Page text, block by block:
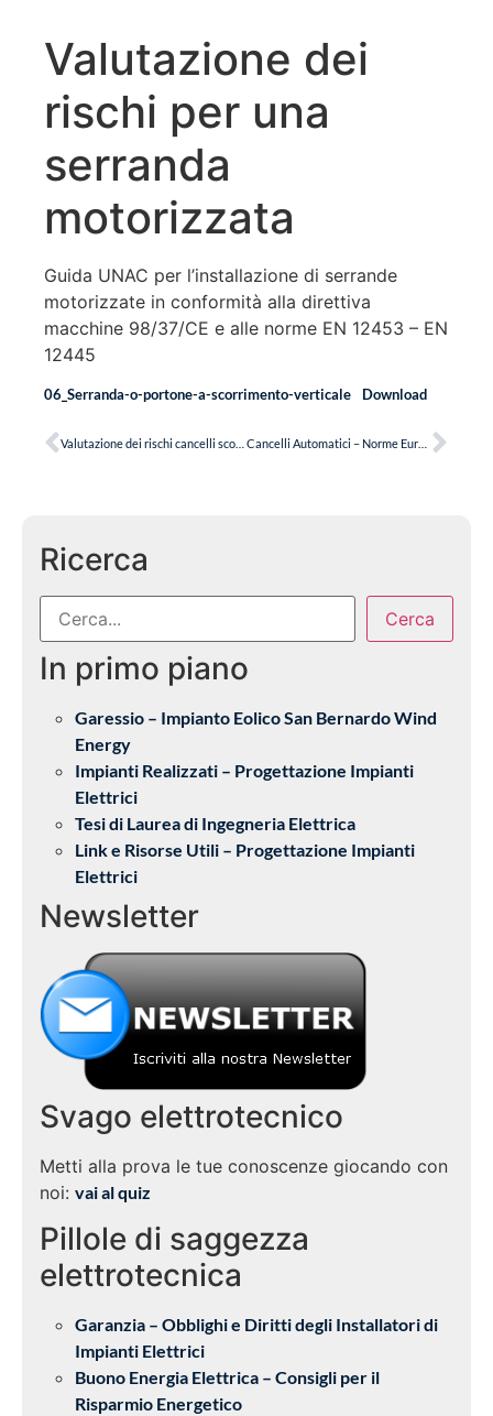
Valutazione dei
rischi per una
serranda
motorizzata
Guida UNAC per l’installazione di serrande
motorizzate in conformità alla direttiva
macchine 98/37/CE e alle norme EN 12453 – EN
12445
06_Serranda-o-portone-a-scorrimento-verticale Download
Cancelli Automatici – Norme Europee EN 12453 – EN 12445
Ricerca
Cerca
In primo piano
Garessio – Impianto Eolico San Bernardo Wind
Energy
Impianti Realizzati – Progettazione Impianti
Elettrici
Tesi di Laurea di Ingegneria Elettrica
Link e Risorse Utili – Progettazione Impianti
Elettrici
Newsletter
Svago elettrotecnico
Metti alla prova le tue conoscenze giocando con
noi: vai al quiz
Pillole di saggezza
elettrotecnica
Garanzia – Obblighi e Diritti degli Installatori di
Impianti Elettrici
Buono Energia Elettrica – Consigli per il
Risparmio Energetico